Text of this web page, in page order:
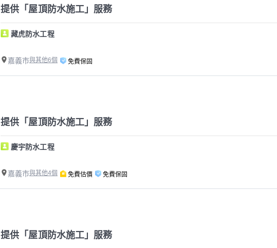
提供「屋頂防水施工」服務
藏虎防水工程
嘉義市與其他6個 免費保固
提供「屋頂防水施工」服務
慶宇防水工程
嘉義市與其他4個 免費估價 免費保固
提供「屋頂防水施工」服務